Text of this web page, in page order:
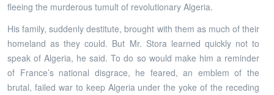
fleeing the murderous tumult of revolutionary Algeria.
His family, suddenly destitute, brought with them as much of their
homeland as they could. But Mr. Stora learned quickly not to
speak of Algeria, he said. To do so would make him a reminder
of France’s national disgrace, he feared, an emblem of the
brutal, failed war to keep Algeria under the yoke of the receding